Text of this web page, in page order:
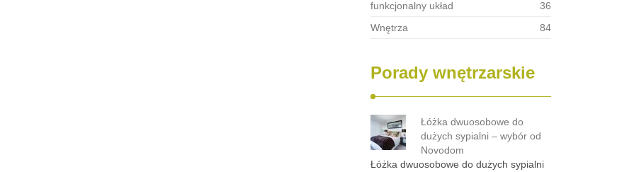
funkcjonalny układ
36
Wnętrza
84
Porady wnętrzarskie
Łóżka dwuosobowe do
dużych sypialni – wybór od
Novodom
Łóżka dwuosobowe do dużych sypialni